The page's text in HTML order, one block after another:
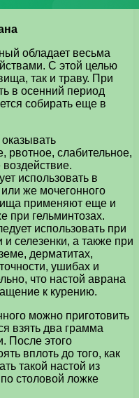
обладает весьма
С этой целью
так и траву. При
в осенний период
собирать еще в
рвотное, слабительное,
использовать в
или же мочегонного
применяют еще и
при гельминтозах.
использовать при
селезенки, а также при
дерматитах,
ушибах и
что настой аврана
к курению.
можно приготовить
взять два грамма
После этого
вплоть до того, как
такой настой из
столовой ложке